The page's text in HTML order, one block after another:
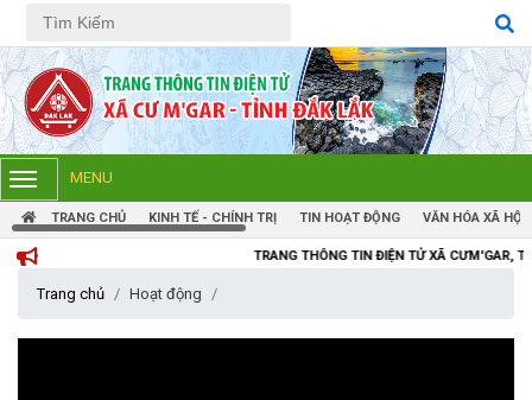
Tiếng Việt Tiếng Anh
MENU
TRANG CHỦ KINH TẾ - CHÍNH TRỊ TIN HOẠT ĐỘNG VĂN HÓA XÃ HỘI
TRANG THÔNG TIN ĐIỆN TỬ XÃ CƯM'GAR, TỈNH ĐẮK LẮK
Trang chủ Hoạt động